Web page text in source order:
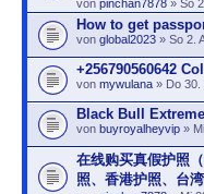
von pinchan7878 » So
How to get
von global2023 » So 2.
+256790560642
von mywulana » Do 30.
Black Bull
von buyroyalheyvip »
在线购买真假护照
照、香港护照、台